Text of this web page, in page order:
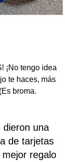
¡No tengo idea
te haces, más
broma.
dieron una
de tarjetas
regalo